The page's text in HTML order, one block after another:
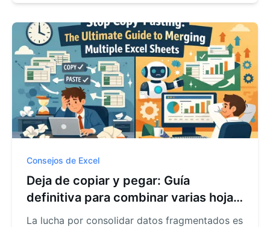
Consejos de Excel
Deja de copiar y pegar: Guía
definitiva para combinar varias hojas
de Excel
La lucha por consolidar datos fragmentados es